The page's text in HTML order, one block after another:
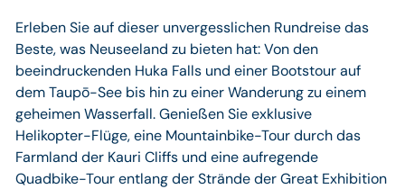
Erleben Sie auf dieser unvergesslichen Rundreise das
Beste, was Neuseeland zu bieten hat: Von den
beeindruckenden Huka Falls und einer Bootstour auf
dem Taupō-See bis hin zu einer Wanderung zu einem
geheimen Wasserfall. Genießen Sie exklusive
Helikopter-Flüge, eine Mountainbike-Tour durch das
Farmland der Kauri Cliffs und eine aufregende
Quadbike-Tour entlang der Strände der Great Exhibition